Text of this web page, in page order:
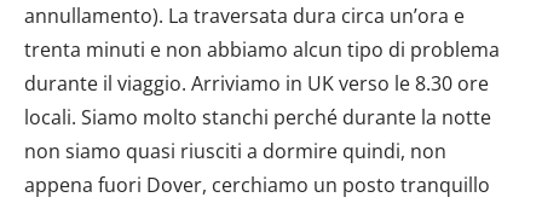
annullamento). La traversata dura circa un’ora e
trenta minuti e non abbiamo alcun tipo di problema
durante il viaggio. Arriviamo in UK verso le 8.30 ore
locali. Siamo molto stanchi perché durante la notte
non siamo quasi riusciti a dormire quindi, non
appena fuori Dover, cerchiamo un posto tranquillo